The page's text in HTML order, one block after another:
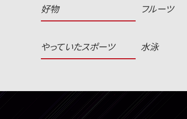
好物 フルーツ
やっていたスポーツ 水泳